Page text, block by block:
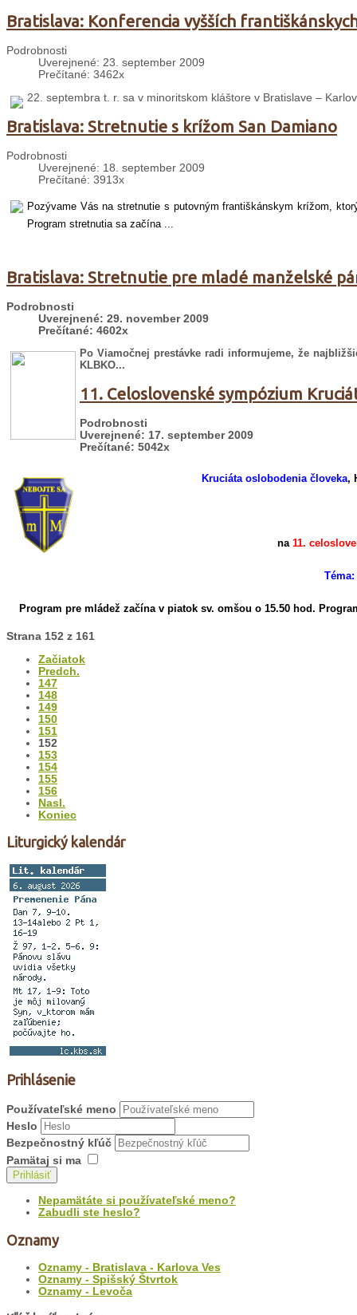
Bratislava: Konferencia vyšších
Podrobnosti
Uverejnené: 23. september 2009
Prečítané: 3462x
22. septembra t. r. sa v minoritskom kláštore v Bratislave –
Bratislava: Stretnutie s krížom San Damiano
Podrobnosti
Uverejnené: 18. september 2009
Prečítané: 3913x
Pozývame Vás na stretnutie s putovným františkánskym krížom,
Program stretnutia sa začína ...
Bratislava: Stretnutie pre mladé manželské
Podrobnosti
Uverejnené: 29. november 2009
Prečítané: 4602x
Po Viamočnej prestávke radi informujeme, že
KLBKO...
11. Celoslovenské sympózium
Podrobnosti
Uverejnené: 17. september 2009
Prečítané: 5042x
Kruciáta oslobodenia človeka,
na 11.
Program pre mládež začína v piatok sv. omšou o 15.50 hod.
Strana 152 z 161
Začiatok
Predch.
147
148
149
150
151
152
153
154
155
156
Nasl.
Koniec
Liturgický kalendár
Prihlásenie
Používateľské meno
Heslo
Bezpečnostný kľúč
Pamätaj si ma
Prihlásiť
Nepamätáte si používateľské meno?
Zabudli ste heslo?
Oznamy
Oznamy - Bratislava - Karlova Ves
Oznamy - Spišský Štvrtok
Oznamy - Levoča